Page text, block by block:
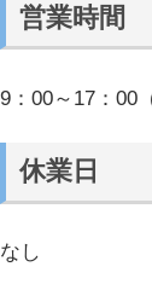
営業時間
9：00～17：00
休業日
なし